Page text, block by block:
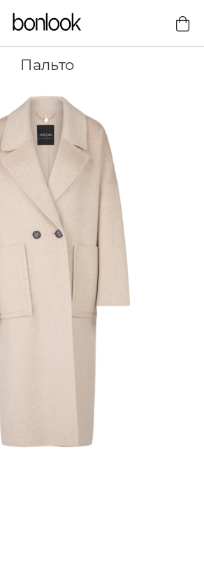
Пальто